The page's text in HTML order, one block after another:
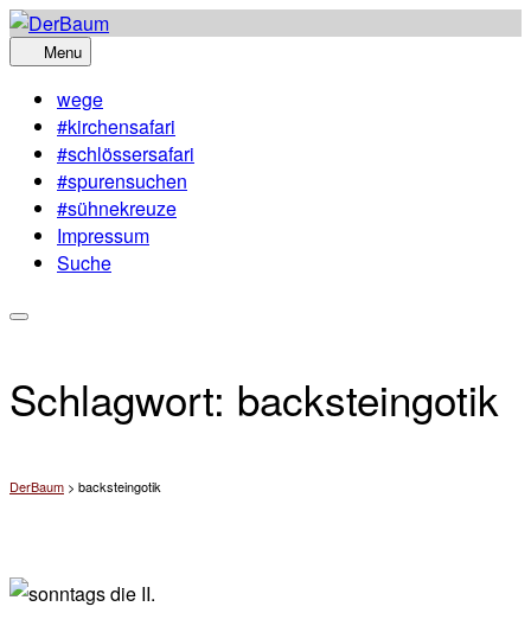
Skip
to
Menu
wege
#kirchensafari
#schlössersafari
#spurensuchen
#sühnekreuze
Impressum
Suche
Schlagwort: backsteingotik
DerBaum > backsteingotik